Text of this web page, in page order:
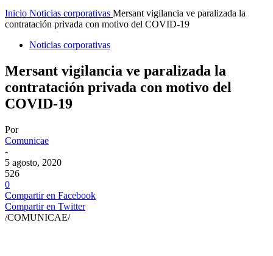
Inicio Noticias corporativas Mersant vigilancia ve paralizada la
contratación privada con motivo del COVID-19
Noticias corporativas
Mersant vigilancia ve paralizada la
contratación privada con motivo del
COVID-19
Por
Comunicae
-
5 agosto, 2020
526
0
Compartir en Facebook
Compartir en Twitter
/COMUNICAE/